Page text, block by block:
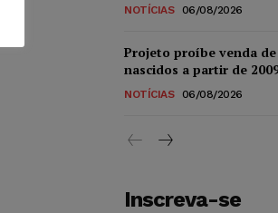
NOTÍCIAS 06/08/2026
Projeto proíbe venda de
nascidos a partir de
NOTÍCIAS 06/08/2026
Inscreva-se